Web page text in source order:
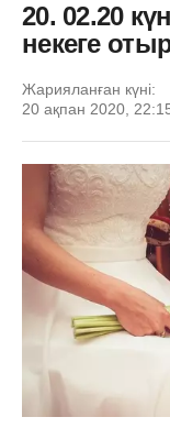
20. 02.20
некеге
Жарияланған күні:
20 ақпан 2020,